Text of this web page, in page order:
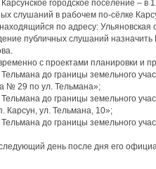
городское поселение – в
слушаний в рабочем по-сёлке
по адресу:
публичных слушаний
с проектами планировки и
до границы земельного
№ 29 по ул. Тельмана»;
Тельмана до границы земельного
Карсун, ул. Тельмана, 10»;
до границы земельного
день после дня его